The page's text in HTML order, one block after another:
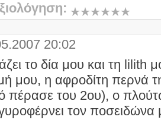
20:02
το δία μου και τη lilith
μου, η αφροδίτη περνά
πέρασε του 2ου), ο
τον